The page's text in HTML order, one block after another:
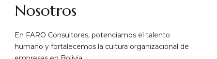
Nosotros
En FARO Consultores, potenciamos el talento
humano y fortalecemos la cultura organizacional de